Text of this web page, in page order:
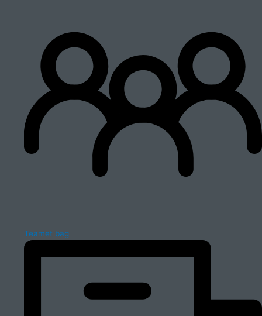
Teamet bag